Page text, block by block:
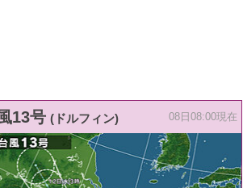
13号 (ドルフィン) 08日08:00現在